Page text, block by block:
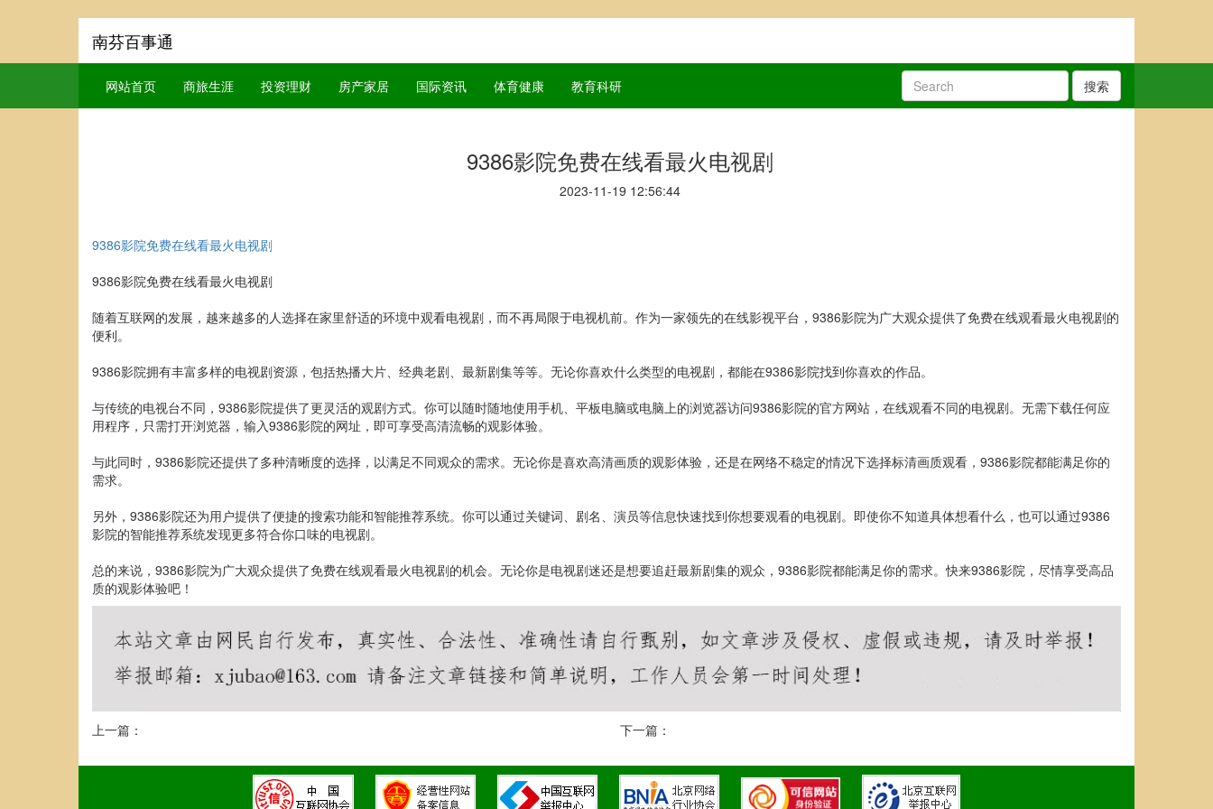
南芬百事通
网站首页 商旅生涯 投资理财 房产家居 国际资讯 体育健康 教育科研 搜索
9386影院免费在线看最火电视剧
2023-11-19 12:56:44
9386影院免费在线看最火电视剧
9386影院免费在线看最火电视剧
随着互联网的发展，越来越多的人选择在家里舒适的环境中观看电视剧，而不再局限于电视机前。作为一家领先的在线影视平台，9386影院为广大观众提供了免费在线观看最火电视剧的
便利。
9386影院拥有丰富多样的电视剧资源，包括热播大片、经典老剧、最新剧集等等。无论你喜欢什么类型的电视剧，都能在9386影院找到你喜欢的作品。
与传统的电视台不同，9386影院提供了更灵活的观剧方式。你可以随时随地使用手机、平板电脑或电脑上的浏览器访问9386影院的官方网站，在线观看不同的电视剧。无需下载任何应
用程序，只需打开浏览器，输入9386影院的网址，即可享受高清流畅的观影体验。
与此同时，9386影院还提供了多种清晰度的选择，以满足不同观众的需求。无论你是喜欢高清画质的观影体验，还是在网络不稳定的情况下选择标清画质观看，9386影院都能满足你的
需求。
另外，9386影院还为用户提供了便捷的搜索功能和智能推荐系统。你可以通过关键词、剧名、演员等信息快速找到你想要观看的电视剧。即使你不知道具体想看什么，也可以通过9386
影院的智能推荐系统发现更多符合你口味的电视剧。
总的来说，9386影院为广大观众提供了免费在线观看最火电视剧的机会。无论你是电视剧迷还是想要追赶最新剧集的观众，9386影院都能满足你的需求。快来9386影院，尽情享受高品
质的观影体验吧！
上一篇： 下一篇：